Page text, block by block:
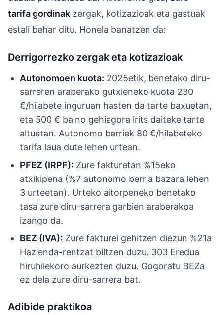
tarifa gordinak zergak, kotizazioak eta gastuak
estali behar ditu. Honela banatzen da:
Derrigorrezko zergak eta kotizazioak
Autonomoen kuota: 2025etik, benetako diru-
sarreren araberako gutxieneko kuota 230
€/hilabete inguruan hasten da tarte baxuetan,
eta 500 € baino gehiagora irits daiteke tarte
altuetan. Autonomo berriek 80 €/hilabeteko
tarifa laua dute lehen urtean.
PFEZ (IRPF): Zure fakturetan %15eko
atxikipena (%7 autonomo berria bazara lehen
3 urteetan). Urteko aitorpeneko benetako
tasa zure diru-sarrera garbien araberakoa
izango da.
BEZ (IVA): Zure fakturei gehitzen diezun %21a
Hazienda-rentzat biltzen duzu. 303 Eredua
hiruhilekoro aurkezten duzu. Gogoratu BEZa
ez dela zure diru-sarrera bat.
Adibide praktikoa